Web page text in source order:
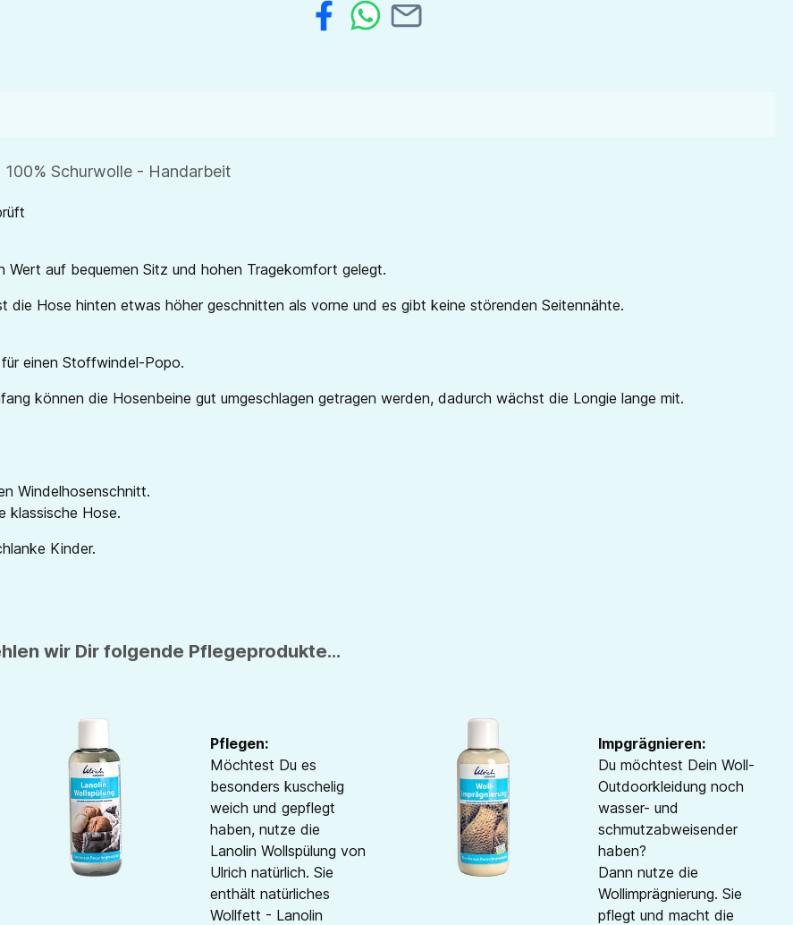
Schurwolle - Handarbeit
Wert auf bequemen Sitz und hohen Tragekomfort gelegt.
die Hose hinten etwas höher geschnitten als vorne und es gibt keine störenden Seitennähte.
einen Stoffwindel-Popo.
können die Hosenbeine gut umgeschlagen getragen werden, dadurch wächst die Longie lange mit.
Windelhosenschnitt.
klassische Hose.
Kinder.
wir Dir folgende Pflegeprodukte...
Pflegen:
Möchtest Du es
besonders kuschelig
weich und gepflegt
haben, nutze die
Lanolin Wollspülung von
Ulrich natürlich. Sie
enthält natürliches
Wollfett - Lanolin
Impgrägnieren:
Du möchtest Dein Woll-
Outdoorkleidung noch
wasser- und
schmutzabweisender
haben?
Dann nutze die
Wollimprägnierung. Sie
pflegt und macht die